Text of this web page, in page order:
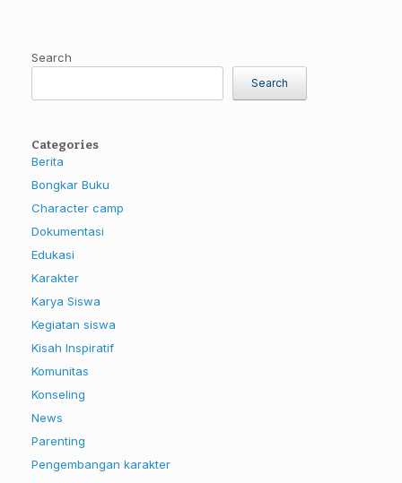
Search
Search
Categories
Berita
Bongkar Buku
Character camp
Dokumentasi
Edukasi
Karakter
Karya Siswa
Kegiatan siswa
Kisah Inspiratif
Komunitas
Konseling
News
Parenting
Pengembangan karakter